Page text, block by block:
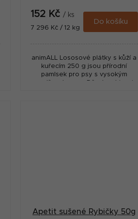
152 Kč / ks
Měrná
7 296 Kč / 12 kg
Do košíku
animALL Lososové plátky s kůží a
kuřecím 250 g jsou přírodní
pamlsek pro psy s vysokým
podílem lososa. Díky kombinaci
Apetit sušené Rybičky 50g